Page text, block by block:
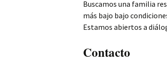
Buscamos una familia
más bajo bajo
Estamos abiertos a
Contacto